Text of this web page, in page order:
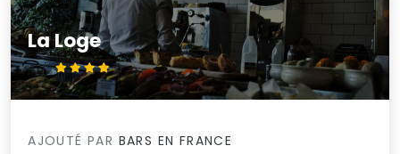
La Loge
4.2/5
AJOUTÉ PAR BARS EN FRANCE